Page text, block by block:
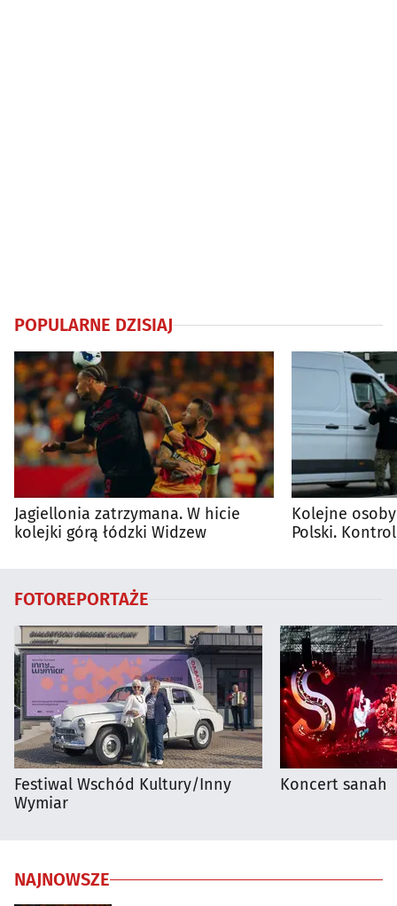
POPULARNE DZISIAJ
Jagiellonia zatrzymana. W hicie
kolejki górą łódzki Widzew
Kolejne
Polski.
FOTOREPORTAŻE
Festiwal Wschód Kultury/Inny
Wymiar
Koncert sanah
NAJNOWSZE